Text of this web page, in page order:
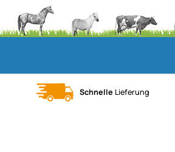
Schnelle Lieferung